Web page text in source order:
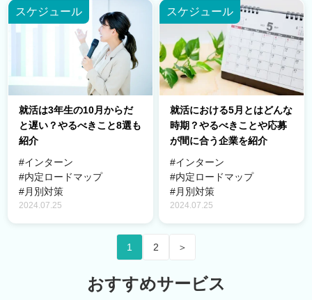
就活は3年生の10月からだ
と遅い？やるべきこと8選も
紹介
スケジュール
#インターン
#内定ロードマップ
#月別対策
2024.07.25
就活における5月とはどんな
時期？やるべきことや応募
が間に合う企業を紹介
スケジュール
#インターン
#内定ロードマップ
#月別対策
2024.07.25
1 2 ＞
おすすめサービス